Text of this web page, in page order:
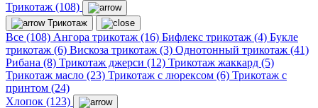
Трикотаж (108)
Трикотаж
Все (108) Ангора трикотаж (16) Бифлекс трикотаж (4) Букле
трикотаж (6) Вискоза трикотаж (3) Однотонный трикотаж (41)
Рибана (8) Трикотаж джерси (12) Трикотаж жаккард (5)
Трикотаж масло (23) Трикотаж с люрексом (6) Трикотаж с
принтом (24)
Хлопок (123)